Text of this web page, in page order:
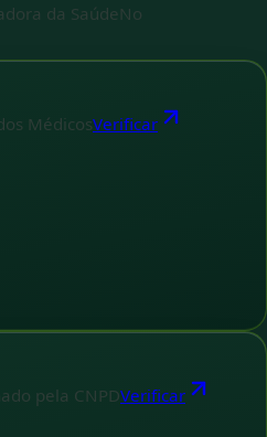
da Saúde No
MédicosVerificar
pela CNPDVerificar